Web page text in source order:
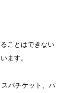
ことはできない
ます。
パチケット、パ